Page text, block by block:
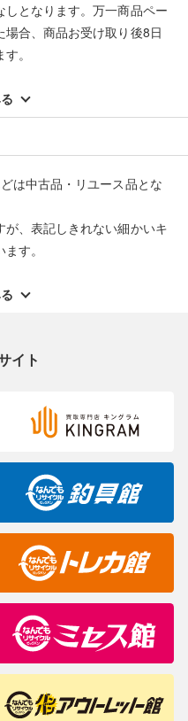
となります。万一商品ペー
合、商品お受け取り後8日
。
す。
は、店頭での返品はお受け
換に関しては承ることがで
は中古品・リユース品とな
、表記しきれない細かいキ
す。
げます。
た名称を掲載しています。
もあります。色調などご不
問い合わせください。
イト